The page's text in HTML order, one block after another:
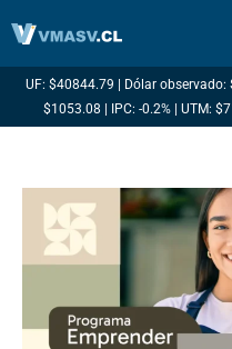
UF: $40844.79 | Dólar
$1053.08 | IPC: -0.2% | UTM: